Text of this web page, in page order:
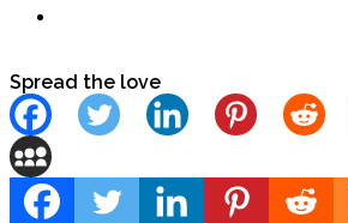
Spread the love